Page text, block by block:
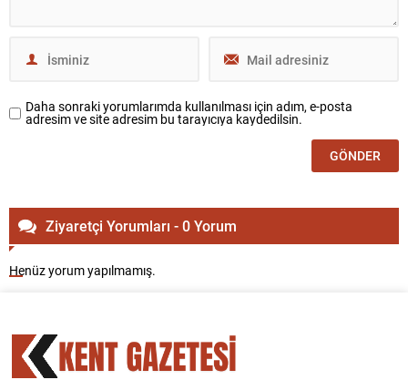
Daha sonraki yorumlarımda kullanılması için adım, e-posta
adresim ve site adresim bu tarayıcıya kaydedilsin.
Ziyaretçi Yorumları - 0 Yorum
Henüz yorum yapılmamış.